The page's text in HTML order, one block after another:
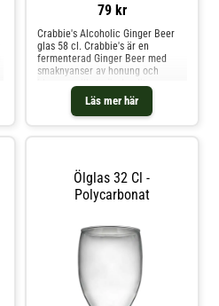
79 kr
Läs mer här
Crabbie's Alcoholic Ginger Beer
glas 58 cl. Crabbie's är en
fermenterad Ginger Beer med
smaknyanser av honung och
blomma, vilket gör den lite
mildare än andra ginger beers.
Drick som den är med is och lime,
eller blanda en drink på
för att avnjuta Skottlands
populäraste Ginger Beer i!
Ölglas 32 Cl -
Polycarbonat